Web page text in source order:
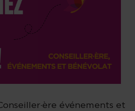
événements et